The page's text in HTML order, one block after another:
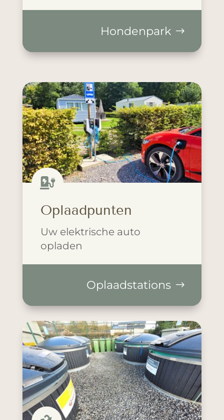
Hondenpark

Oplaadpunten
Uw elektrische auto
opladen
Oplaadstations